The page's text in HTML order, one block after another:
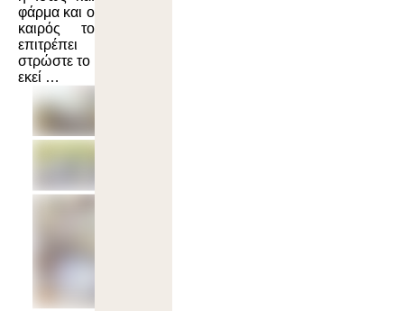
φάρμα και ο
καιρός το
επιτρέπει
στρώστε το
εκεί …